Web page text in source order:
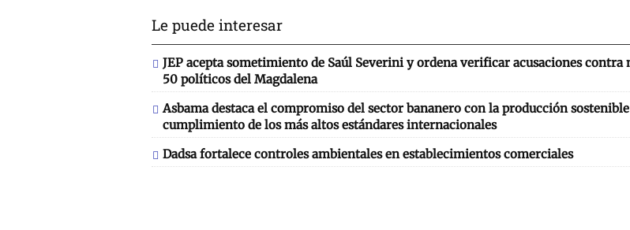
Le puede interesar
JEP acepta sometimiento de Saúl Severini y ordena verificar acusaciones contra
50 políticos del Magdalena
Asbama destaca el compromiso del sector bananero con la producción
cumplimiento de los más altos estándares internacionales
Dadsa fortalece controles ambientales en establecimientos comerciales